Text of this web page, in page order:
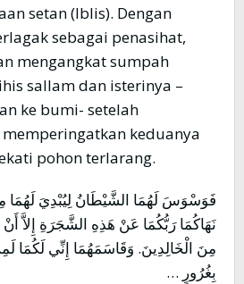
setan (Iblis). Dengan
sebagai penasihat,
mengangkat sumpah
sallam dan isterinya –
ke bumi- setelah
keduanya
pohon terlarang.
فَوَسْوَسَ لَهُمَا الشَّيْطَانُ لِيُبْدِيَ لَهُمَا
نَهَاكُمَا رَبُّكُمَا عَنْ هَذِهِ الشَّجَرَةِ إِلاَّ أَنْ
مِنَ الْخَالِدِينَ. وَقَاسَمَهُمَا إِنِّي لَكُمَا
بِغُرُورٍ …